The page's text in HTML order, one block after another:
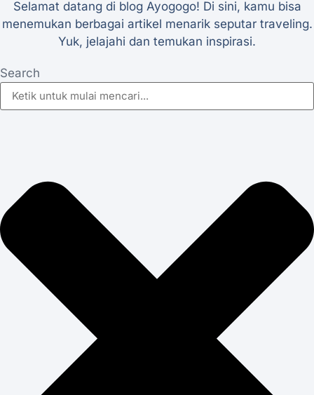
Selamat datang di blog Ayogogo! Di sini, kamu bisa
menemukan berbagai artikel menarik seputar traveling.
Yuk, jelajahi dan temukan inspirasi.
Search